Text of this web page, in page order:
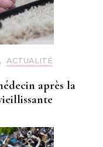
, ACTUALITÉ
après la